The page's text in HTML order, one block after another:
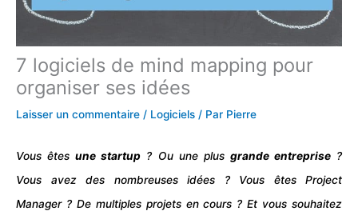
7 logiciels de mind mapping pour
organiser ses idées
Laisser un commentaire / Logiciels / Par Pierre
Vous êtesune startup ? Ou une plus grande entreprise?
Vous avez des nombreuses idées ? Vous êtes Project
Manager ? De multiples projets en cours ? Et vous souhaitez